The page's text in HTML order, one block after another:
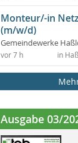
Monteur/-in
(m/w/d)
Gemeindewerke
in
vor 7 h
Ausgabe 03/